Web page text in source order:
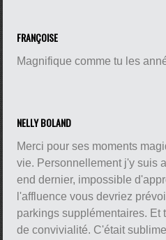
FRANÇOISE
Magnifique comme tu les
NELLY BOLAND
Merci pour ses moments
vie. Personnellement j'y suis
end dernier, impossible
l'affluence vous devriez
parkings supplémentaires. Et
de convivialité. C'était